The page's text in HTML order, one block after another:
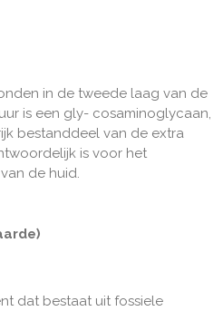
in de tweede laag van de
is een gly- cosaminoglycaan,
bestanddeel van de extra
is voor het
de huid.
dat bestaat uit fossiele